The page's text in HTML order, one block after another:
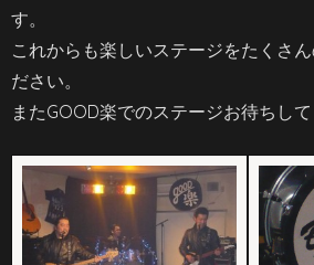
す。
これからも楽しいステージをたくさ
ださい。
またGOOD楽でのステージお待ちし